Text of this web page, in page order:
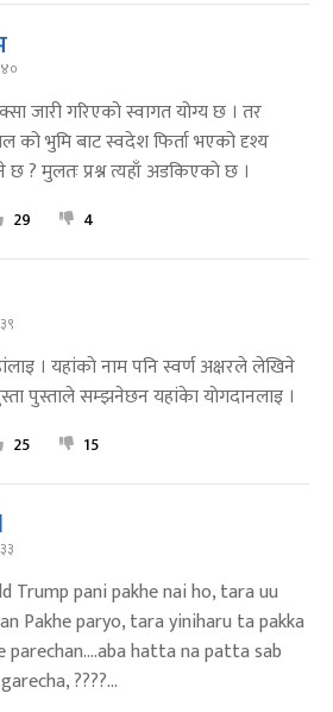
जारी गरिएको स्वागत योग्य छ । तर
को भुमि बाट स्वदेश फिर्ता भएको दृश्य
? मुलतः प्रश्न त्यहाँ अडकिएकाे छ ।
29 4
। यहांकाे नाम पनि स्वर्ण अक्षरले लेखिने
पुस्ताले सम्झनेछन यहांकेा याेगदानलाइ ।
25 15
Trump pani pakhe nai ho, tara uu
Pakhe paryo, tara yiniharu ta pakka
parechan....aba hatta na patta sab
????...